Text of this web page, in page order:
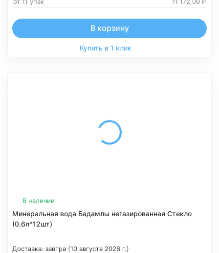
В корзину
Купить в 1 клик
В наличии
Минеральная вода Бадамлы негазированная Стекло
(0.6л*12шт)
Доставка: завтра (10 августа 2026 г.)